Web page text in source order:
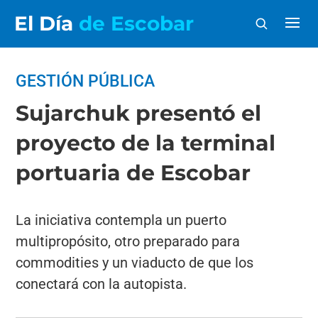
El Día de Escobar
GESTIÓN PÚBLICA
Sujarchuk presentó el
proyecto de la terminal
portuaria de Escobar
La iniciativa contempla un puerto
multipropósito, otro preparado para
commodities y un viaducto de que los
conectará con la autopista.